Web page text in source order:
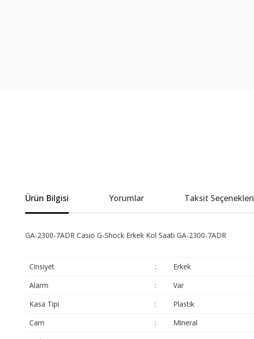
Ürün Bilgisi Yorumlar Taksit Seçenekleri
GA-2300-7ADR Casio G-Shock Erkek Kol Saati GA-2300-7ADR
Cinsiyet :
Erkek
Alarm
:
Var
Kasa Tipi
:
Plastik
Cam
:
Mineral